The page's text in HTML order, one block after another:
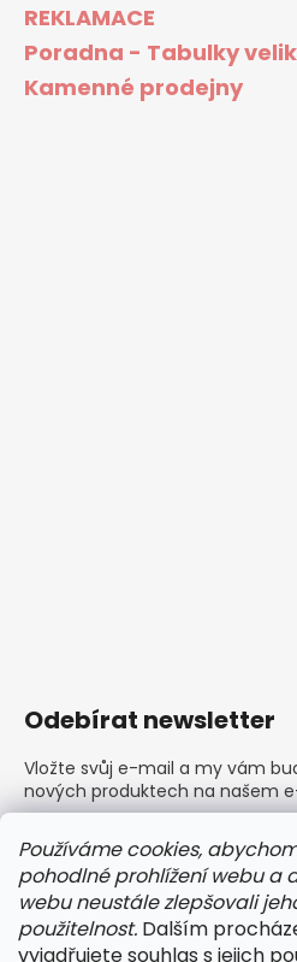
Používáme cookies,
pohodlné prohlížení webu a
webu neustále zlepšovali
použitelnost. Dalším
vyjadřujete souhlas s jejich
REKLAMACE
Poradna - Tabulky
Kamenné prodejny
Odebírat newsletter
Vložte svůj e-mail a my vám
nových produktech na našem
Vložením e-mailu souhlasíte s
osobních údajů